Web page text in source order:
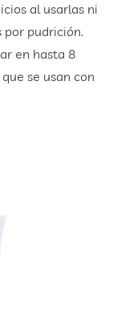
al usarlas ni
por pudrición.
en hasta 8
se usan con